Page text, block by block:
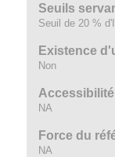
Seuils
Seuil de 20 %
Existence
Non
NA
Force du
NA